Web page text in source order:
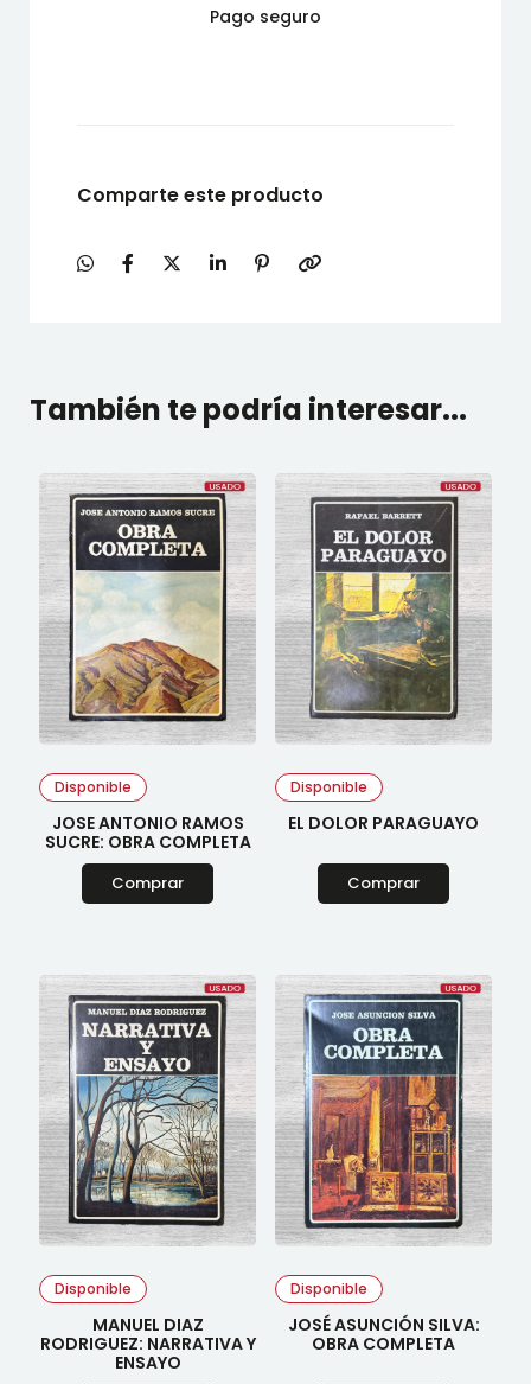
Pago seguro
Comparte este producto
También te podría interesar...
Disponible
JOSE ANTONIO RAMOS
SUCRE: OBRA COMPLETA
Comprar
Disponible
EL DOLOR PARAGUAYO
Comprar
Disponible
MANUEL DIAZ
RODRIGUEZ: NARRATIVA Y
ENSAYO
Disponible
JOSÉ ASUNCIÓN SILVA:
OBRA COMPLETA